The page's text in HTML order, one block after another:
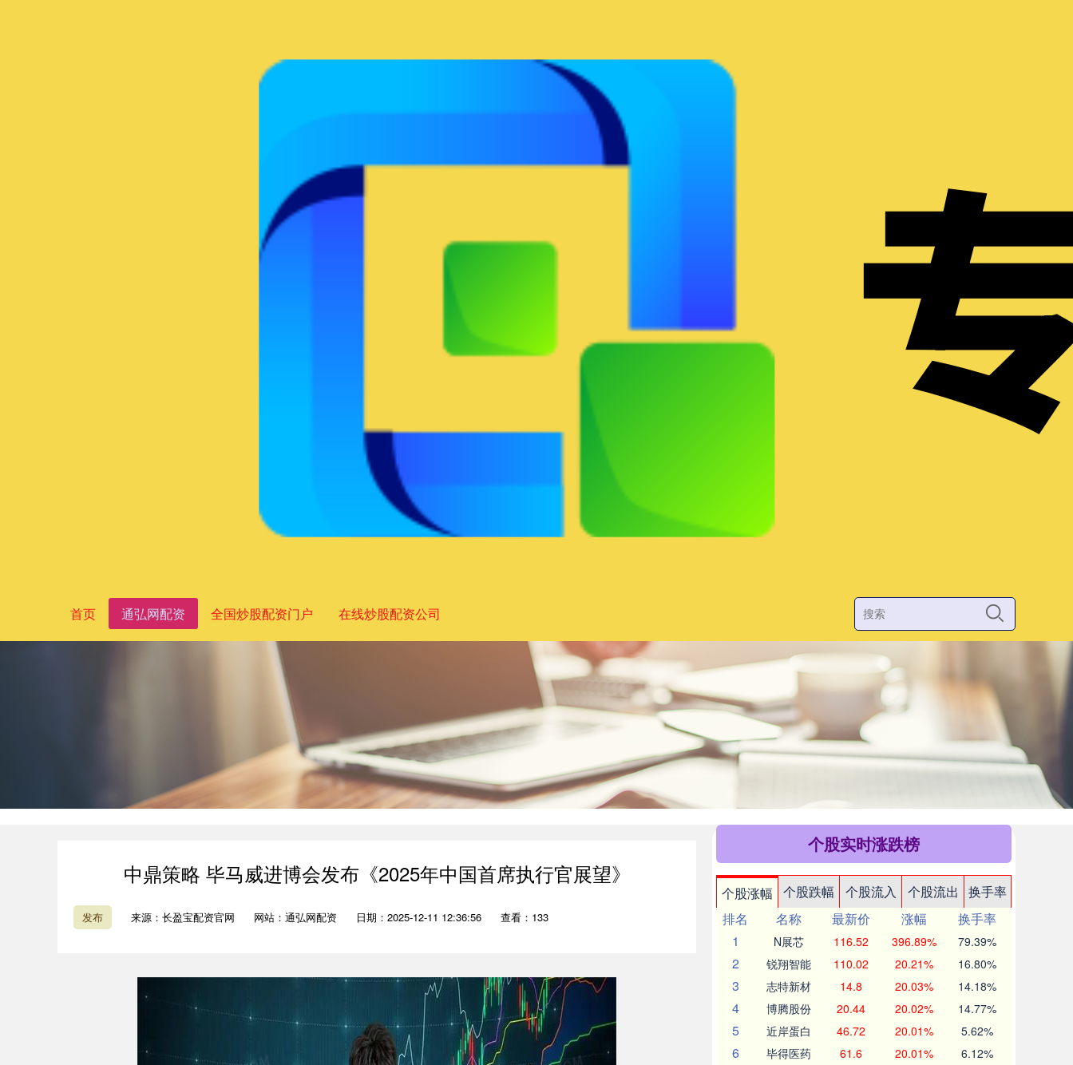
首页 通弘网配资 全国炒股配资门户 在线炒股配资公司
中鼎策略 毕马威进博会发布《2025年中国首席执行官展望》
发布 来源：长盈宝配资官网 网站：通弘网配资 日期：2025-12-11 12:36:56 查看：133
个股实时涨跌榜
个股涨幅 个股跌幅 个股流入 个股流出
换手率
排名
名称 最新价 涨幅
换手率
1
N展芯 116.52 396.89% 79.39%
2 锐翔智能 110.02 20.21% 16.80%
3 志特新材 14.8 20.03% 14.18%
4 博腾股份 20.44 20.02% 14.77%
5 近岸蛋白 46.72 20.01% 5.62%
6 毕得医药 61.6 20.01% 6.12%